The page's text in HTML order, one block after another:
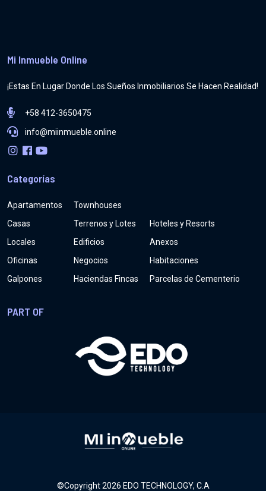
Mi Inmueble Online
¡Estas En Lugar Donde Los Sueños Inmobiliarios Se Hacen Realidad!
+58 412-3650475
info@miinmueble.online
Categorías
Apartamentos
Casas
Locales
Oficinas
Galpones
Townhouses
Terrenos y Lotes
Edificios
Negocios
Haciendas Fincas
Hoteles y Resorts
Anexos
Habitaciones
Parcelas de Cementerio
PART OF
©Copyright2026 EDO TECHNOLOGY, C.A